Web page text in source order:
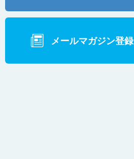
メールマガジン登録